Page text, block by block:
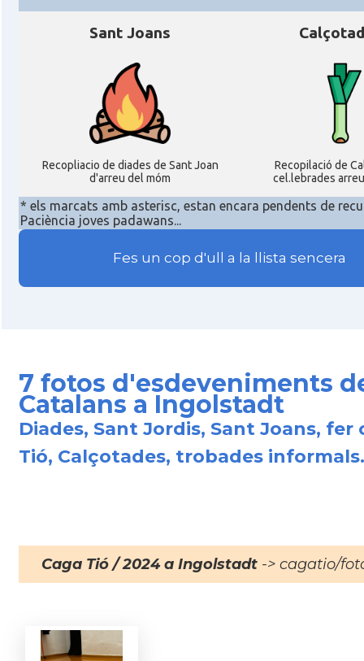
Sant Joans
Recopliacio de diades de Sant Joan
d'arreu del móm
Recopilació de
cel.lebrades
* els marcats amb asterisc, estan encara pendents de
Paciència joves padawans...
Fes un cop d'ull a la llista sencera
7 fotos d'esdeveniments
Catalans a Ingolstadt
Diades, Sant Jordis, Sant Joans, fer
Tió, Calçotades, trobades
Caga Tió / 2024 a Ingolstadt -> cagatio/